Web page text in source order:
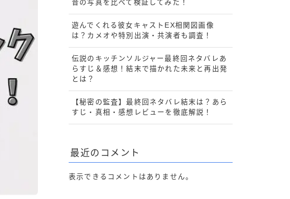
昔の写真を比べて検証してみた！
遊んでくれる彼女キャストEX相関図画像
は？カメオや特別出演・共演者も調査！
伝説のキッチンソルジャー最終回ネタバレあ
らすじ＆感想！結末で描かれた未来と再出発
とは？
【秘密の監査】最終回ネタバレ結末は？あら
すじ・真相・感想レビューを徹底解説！
最近のコメント
表示できるコメントはありません。